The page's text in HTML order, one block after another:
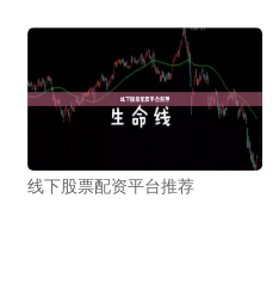
线下股票配资平台推荐